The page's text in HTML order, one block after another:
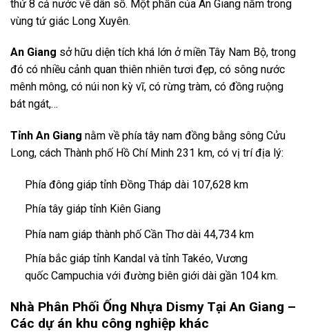
thứ 8 cả nước về dân số. Một phần của An Giang nằm trong
vùng tứ giác Long Xuyên.
An Giang sở hữu diện tích khá lớn ở miền Tây Nam Bộ, trong
đó có nhiều cảnh quan thiên nhiên tươi đẹp, có sông nước
mênh mông, có núi non kỳ vĩ, có rừng tràm, có đồng ruộng
bát ngát,…
Tỉnh An Giang nằm về phía tây nam đồng bằng sông Cửu
Long, cách Thành phố Hồ Chí Minh 231 km, có vị trí địa lý:
Phía đông giáp tỉnh Đồng Tháp dài 107,628 km
Phía tây giáp tỉnh Kiên Giang
Phía nam giáp thành phố Cần Thơ dài 44,734 km
Phía bắc giáp tỉnh Kandal và tỉnh Takéo, Vương
quốc Campuchia với đường biên giới dài gần 104 km.
Nhà Phân Phối Ống Nhựa Dismy Tại An Giang –
Các dự án khu công nghiệp khác